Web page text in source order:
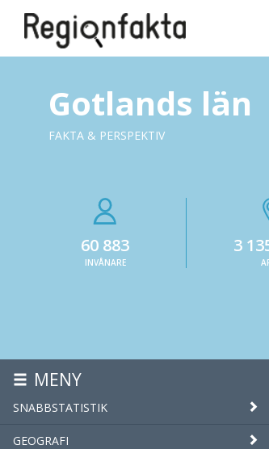
Gotlands län
FAKTA & PERSPEKTIV
60 883
INVÅNARE
3
MENY
SNABBSTATISTIK
GEOGRAFI